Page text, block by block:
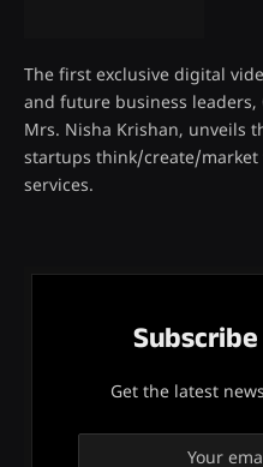
The first exclusive digital
and future business
Mrs. Nisha Krishan, unveils
startups think/create/
services.
Get the latest